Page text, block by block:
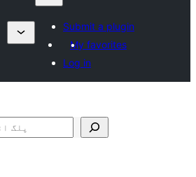
Submit a plugin
My favorites
Log in